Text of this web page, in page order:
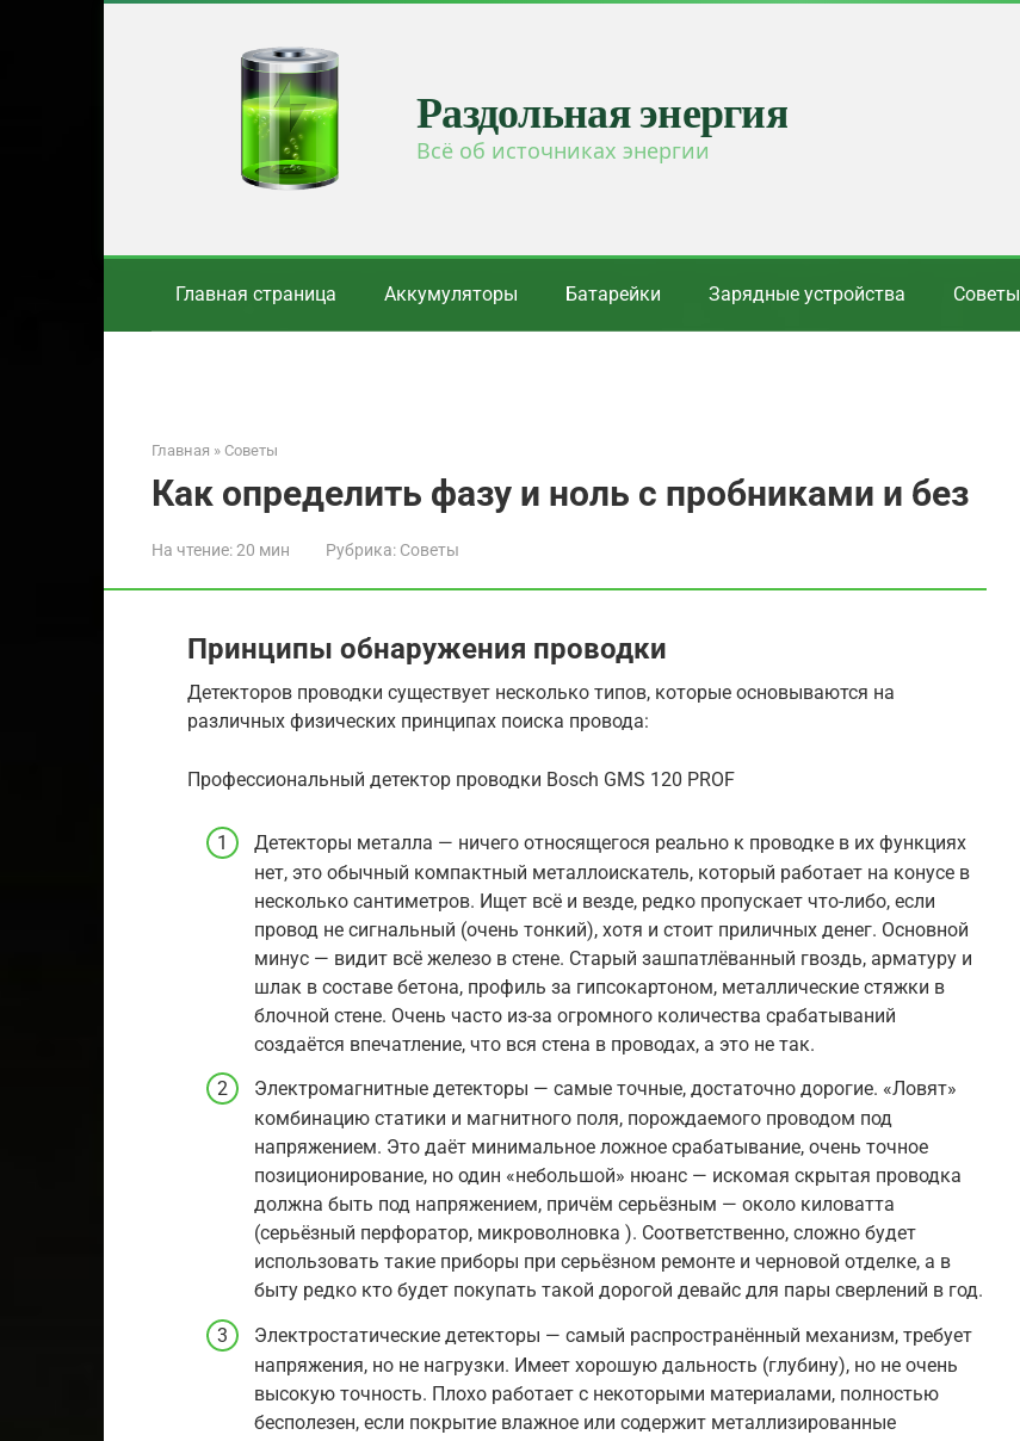
Раздольная энергия
Всё об источниках энергии
Главная страница Аккумуляторы Батарейки Зарядные устройства Советы
Главная » Советы
Как определить фазу и ноль с пробниками и без
На чтение:20 мин Рубрика: Советы
Принципы обнаружения проводки
Детекторов проводки существует несколько типов, которые основываются на
различных физических принципах поиска провода:
Профессиональный детектор проводки Bosch GMS 120 PROF
Детекторы металла — ничего относящегося реально к проводке в их функциях
нет, это обычный компактный металлоискатель, который работает на конусе в
несколько сантиметров. Ищет всё и везде, редко пропускает что-либо, если
провод не сигнальный (очень тонкий), хотя и стоит приличных денег. Основной
минус — видит всё железо в стене. Старый зашпатлёванный гвоздь, арматуру и
шлак в составе бетона, профиль за гипсокартоном, металлические стяжки в
блочной стене. Очень часто из-за огромного количества срабатываний
создаётся впечатление, что вся стена в проводах, а это не так.
Электромагнитные детекторы — самые точные, достаточно дорогие. «Ловят»
комбинацию статики и магнитного поля, порождаемого проводом под
напряжением. Это даёт минимальное ложное срабатывание, очень точное
позиционирование, но один «небольшой» нюанс — искомая скрытая проводка
должна быть под напряжением, причём серьёзным — около киловатта
(серьёзный перфоратор, микроволновка ). Соответственно, сложно будет
использовать такие приборы при серьёзном ремонте и черновой отделке, а в
быту редко кто будет покупать такой дорогой девайс для пары сверлений в год.
Электростатические детекторы — самый распространённый механизм, требует
напряжения, но не нагрузки. Имеет хорошую дальность (глубину), но не очень
высокую точность. Плохо работает с некоторыми материалами, полностью
бесполезен, если покрытие влажное или содержит металлизированные